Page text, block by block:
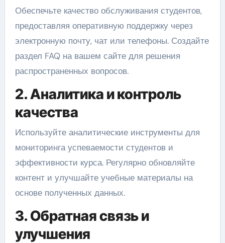
Обеспечьте качество обслуживания студентов,
предоставляя оперативную поддержку через
электронную почту, чат или телефоны. Создайте
раздел FAQ на вашем сайте для решения
распространенных вопросов.
2. Аналитика и контроль
качества
Используйте аналитические инструменты для
мониторинга успеваемости студентов и
эффективности курса. Регулярно обновляйте
контент и улучшайте учебные материалы на
основе полученных данных.
3. Обратная связь и
улучшения